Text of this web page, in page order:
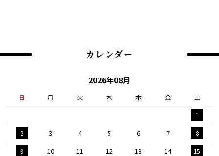
カレンダー
2026年08月
日 月 火 水 木 金
土
1
2
3 4 5 6 7
8
9
10 11 12 13 14
15